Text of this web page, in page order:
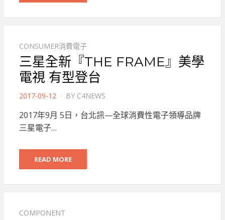
CONSUMER消費電子
三星全新『THE FRAME』美學
電視 有型登台
POSTED
2017-09-12 BY C4NEWS
2017年9月 5日，台北訊—全球消費性電子領導品牌
三星電子…
READ MORE
COMPONENT